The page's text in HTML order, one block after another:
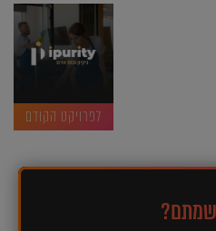
לפרויקט הקודם